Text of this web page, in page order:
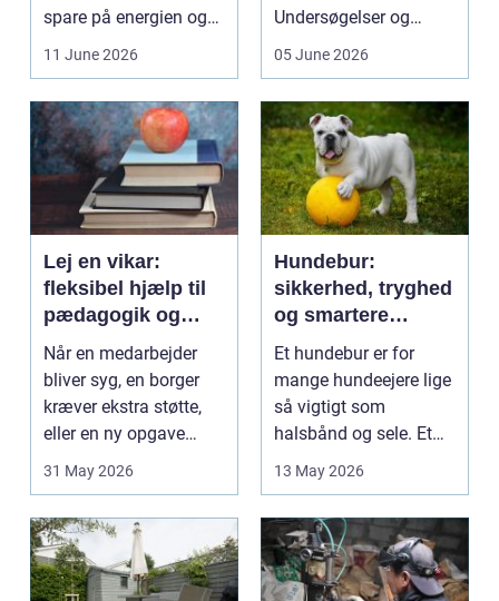
spare på energien og
få et bedre indeklima
11 June 2026
Undersøgelser og
behandlinger foregår i
05 June 2026
Lej en vikar:
fleksibel hjælp til
pædagogik og
sundhed
Når en medarbejder
bliver syg, en borger
kræver ekstra støtte,
eller en ny opgave
opstår fra dag til...
31 May 2026
Hundebur:
sikkerhed, tryghed
og smartere
hverdag med hund
Et hundebur er for
mange hundeejere lige
så vigtigt som
halsbånd og sele. Et
godt bur gi...
13 May 2026